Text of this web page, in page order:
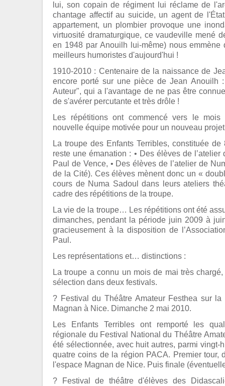
lui, son copain de régiment lui réclame de
chantage affectif au suicide, un agent de
appartement, un plombier provoque une
virtuosité dramaturgique, ce vaudeville mené
en 1948 par Anouilh lui-même) nous
meilleurs humoristes d'aujourd'hui !
1910-2010 : Centenaire de la naissance de
encore porté sur une pièce de Jean Anouilh
Auteur", qui a l'avantage de ne pas être
de s'avérer percutante et très drôle !
Les répétitions ont commencé vers le
nouvelle équipe motivée pour un nouveau
La troupe des Enfants Terribles, constituée
reste une émanation : • Des élèves de
Paul de Vence, • Des élèves de l’atelier de
de la Cité). Ces élèves mènent donc un «
cours de Numa Sadoul dans leurs ateliers
cadre des répétitions de la troupe.
La vie de la troupe… Les répétitions ont été
dimanches, pendant la période juin 2009 à
gracieusement à la disposition de
Paul.
Les représentations et… distinctions :
La troupe a connu un mois de mai très
sélection dans deux festivals.
? Festival du Théâtre Amateur Festhea sur
Magnan à Nice. Dimanche 2 mai 2010.
Les Enfants Terribles ont remporté les
régionale du Festival National du Théâtre
été sélectionnée, avec huit autres, parmi vingt-
quatre coins de la région PACA. Premier tour,
l'espace Magnan de Nice. Puis finale
? Festival de théâtre d'élèves des